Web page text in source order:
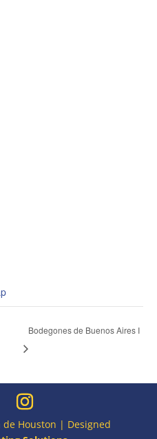
Bodegones de Buenos Aires I
Houston | Designed